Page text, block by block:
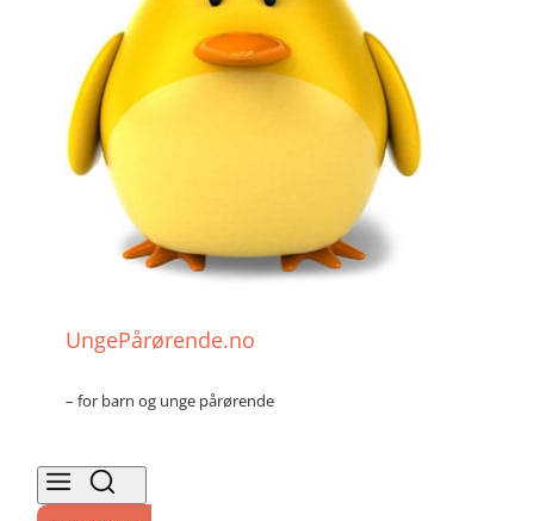
UngePårørende.no
– for barn og unge pårørende